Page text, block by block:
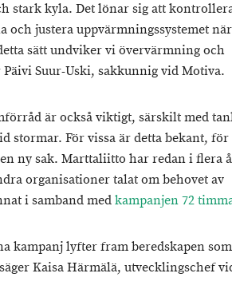
stark kyla. Det lönar sig att
och justera uppvärmningssystemet när
sätt undviker vi övervärmning och
Suur-Uski, sakkunnig vid Motiva.
är också viktigt, särskilt med
stormar. För vissa är detta bekant, för
ny sak. Marttaliitto har redan i flera
organisationer talat om behovet av
i samband medkampanjen 72
kampanj lyfter fram beredskapen som
Kaisa Härmälä, utvecklingschef